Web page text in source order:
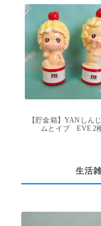
【貯金箱】YANしん
ムとイブ EVE 2
生活